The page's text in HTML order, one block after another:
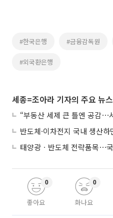
#한국은행 #금융감독원
#외국환은행
세종=조아라 기자의 주요 뉴스
좋아요
0
화나요
0